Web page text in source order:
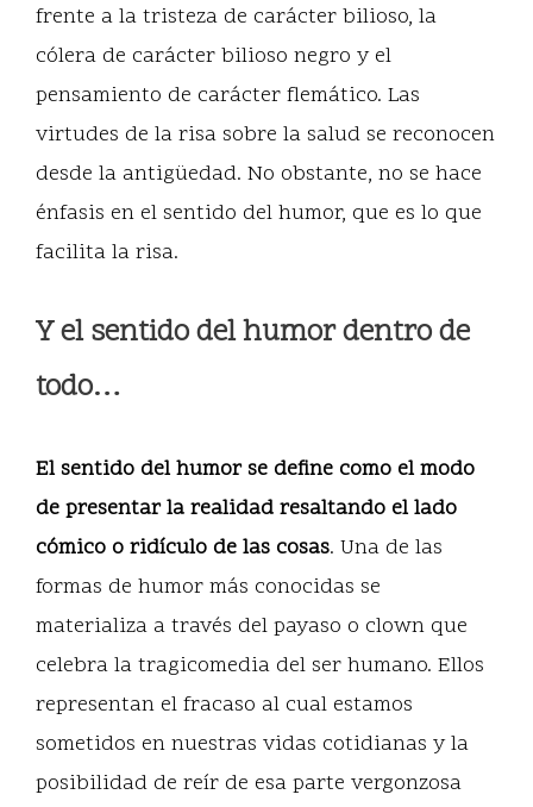
frente a la tristeza de carácter bilioso, la
cólera de carácter bilioso negro y el
pensamiento de carácter flemático. Las
virtudes de la risa sobre la salud se reconocen
desde la antigüedad. No obstante, no se hace
énfasis en el sentido del humor, que es lo que
facilita la risa.
Y el sentido del humor dentro de
todo…
El sentido del humor se define como el modo
de presentar la realidad resaltando el lado
cómico o ridículo de las cosas. Una de las
formas de humor más conocidas se
materializa a través del payaso o clown que
celebra la tragicomedia del ser humano. Ellos
representan el fracaso al cual estamos
sometidos en nuestras vidas cotidianas y la
posibilidad de reír de esa parte vergonzosa